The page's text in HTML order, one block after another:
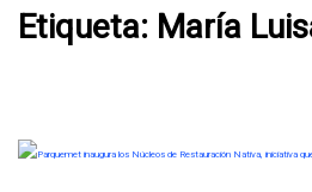
Etiqueta: María